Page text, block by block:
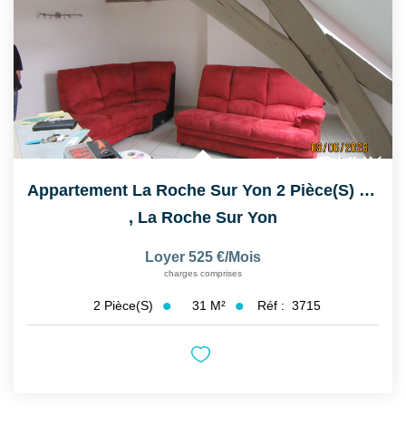
Appartement La Roche Sur Yon 2 Pièce(s) 30.59 M2
, La Roche Sur Yon
Loyer 525 €/mois
charges comprises
2 Pièce(s) 31 M² Réf : 3715